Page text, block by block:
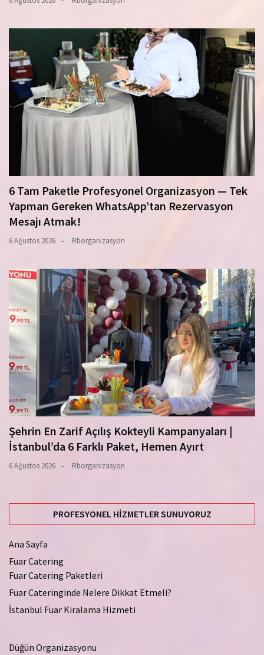
6 Tam Paketle Profesyonel Organizasyon — Tek
Yapman Gereken WhatsApp’tan Rezervasyon
Mesajı Atmak!
6 Ağustos 2026 Rborganizasyon
Şehrin En Zarif Açılış Kokteyli Kampanyaları |
İstanbul’da 6 Farklı Paket, Hemen Ayırt
6 Ağustos 2026 Rborganizasyon
PROFESYONEL HIZMETLER SUNUYORUZ
Ana Sayfa
Fuar Catering
Fuar Catering Paketleri
Fuar Cateringinde Nelere Dikkat Etmeli?
İstanbul Fuar Kiralama Hizmeti
Düğün Organizasyonu